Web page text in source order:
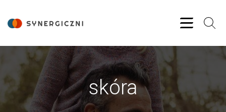
skóra